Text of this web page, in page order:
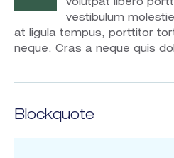
volutpat libero
vestibulum
at ligula tempus, porttitor
neque. Cras a neque quis
Blockquote